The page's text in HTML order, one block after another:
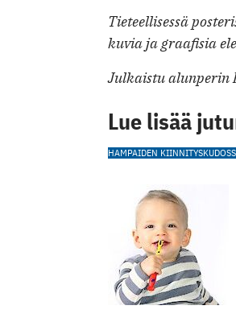
Tieteellisessä
kuvia ja graafisia
Julkaistu alunperin
Lue lisää
HAMPAIDEN